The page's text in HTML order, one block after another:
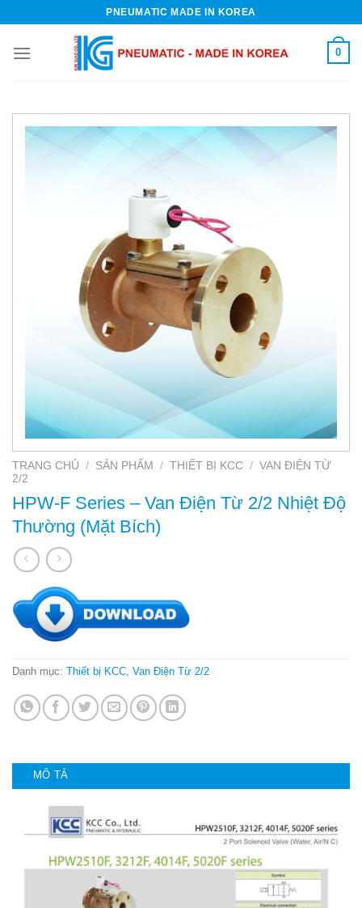
content
PNEUMATIC MADE IN KOREA
0
TRANG CHỦ / SẢN PHẨM / THIẾT BỊ KCC / VAN ĐIỆN TỪ
2/2
HPW-F Series – Van Điện Từ 2/2 Nhiệt Độ
Thường (Mặt Bích)
Danh mục: Thiết bị KCC, Van Điện Từ 2/2
MÔ TẢ